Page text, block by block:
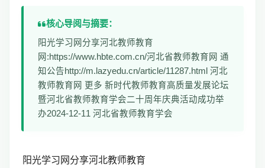
核心导阅与摘要：
阳光学习网分享河北教师教育
网:https://www.hbte.com.cn/河北省教师教育网 通
知公告http://m.lazyedu.cn/article/11287.html 河北
教师教育网 更多 新时代教师教育高质量发展论坛
暨河北省教师教育学会二十周年庆典活动成功举
办2024-12-11 河北省教师教育学会
阳光学习网分享河北教师教育